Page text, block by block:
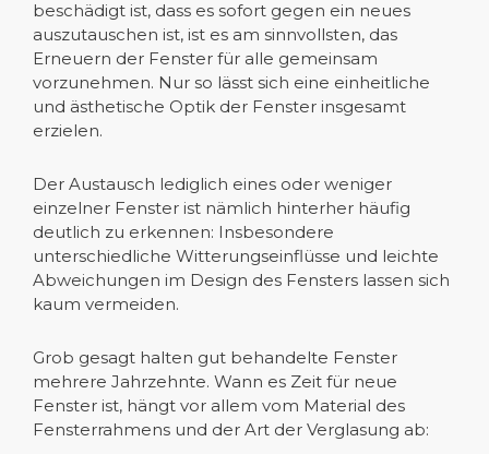
beschädigt ist, dass es sofort gegen ein neues
auszutauschen ist, ist es am sinnvollsten, das
Erneuern der Fenster für alle gemeinsam
vorzunehmen. Nur so lässt sich eine einheitliche
und ästhetische Optik der Fenster insgesamt
erzielen.
Der Austausch lediglich eines oder weniger
einzelner Fenster ist nämlich hinterher häufig
deutlich zu erkennen: Insbesondere
unterschiedliche Witterungseinflüsse und leichte
Abweichungen im Design des Fensters lassen sich
kaum vermeiden.
Grob gesagt halten gut behandelte Fenster
mehrere Jahrzehnte. Wann es Zeit für neue
Fenster ist, hängt vor allem vom Material des
Fensterrahmens und der Art der Verglasung ab: